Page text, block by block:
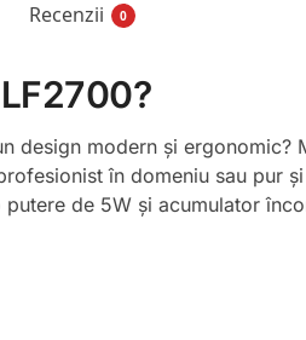
Recenzii 0
modern și ergonomic?
în domeniu sau pur
de 5W și acumulator